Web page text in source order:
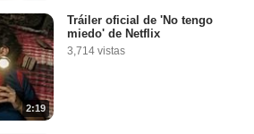
2:19
Tráiler oficial de 'No tengo
miedo' de Netflix
3,714 vistas